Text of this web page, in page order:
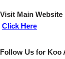
Visit
Click Here
Follow Us for Koo